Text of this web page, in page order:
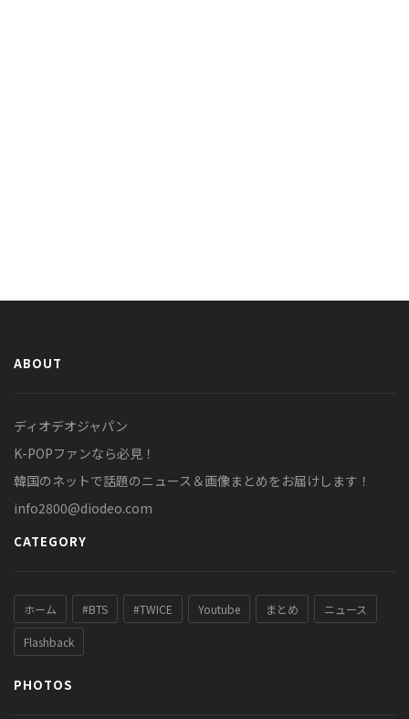
ABOUT
ディオデオジャパン
K-POPファンなら必見！
韓国のネットで話題のニュース＆画像まとめをお届けします！
info2800@diodeo.com
CATEGORY
ホーム #BTS #TWICE Youtube まとめ ニュース
Flashback
PHOTOS